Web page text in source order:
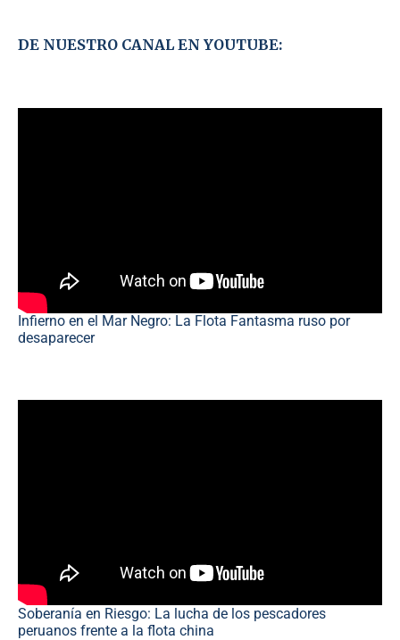
DE NUESTRO CANAL EN YOUTUBE:
Infierno en el Mar Negro: La Flota Fantasma ruso por
desaparecer
Soberanía en Riesgo: La lucha de los pescadores
peruanos frente a la flota china